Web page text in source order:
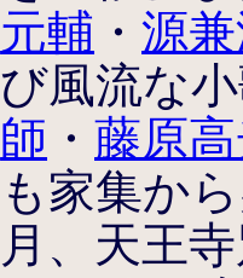
元輔 ・源
び風流な
師 ・藤原
も家集か
月、天王